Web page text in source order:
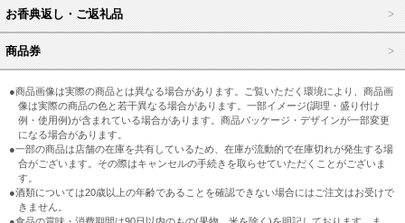
お香典返し・ご返礼品
商品券
●商品画像は実際の商品とは異なる場合があります。ご覧いただく環境により、商品画
像は実際の商品の色と若干異なる場合があります。一部イメージ(調理・盛り付け
例・使用例)が含まれている場合があります。商品パッケージ・デザインが一部変更
になる場合があります。
●一部の商品は店舗の在庫を共有しているため、在庫が流動的で在庫切れが発生する場
合がございます。その際はキャンセルの手続きを取らせていただくことがございま
す。
●酒類については20歳以上の年齢であることを確認できない場合にはご注文はお受けで
きません。